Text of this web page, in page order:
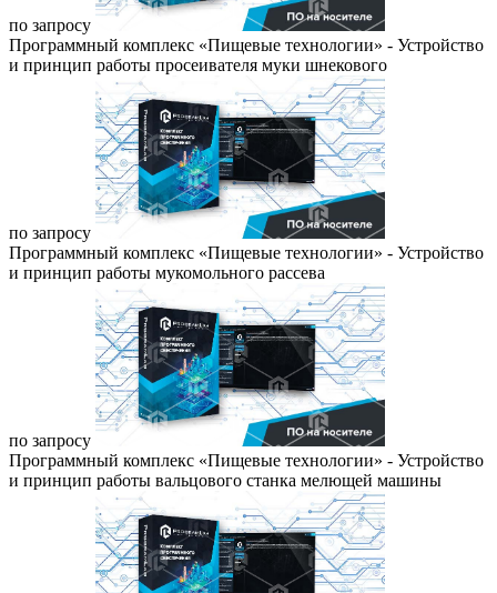
по запросу
Программный комплекс «Пищевые технологии» - Устройство
и принцип работы просеивателя муки шнекового
по запросу
Программный комплекс «Пищевые технологии» - Устройство
и принцип работы мукомольного рассева
по запросу
Программный комплекс «Пищевые технологии» - Устройство
и принцип работы вальцового станка мелющей машины